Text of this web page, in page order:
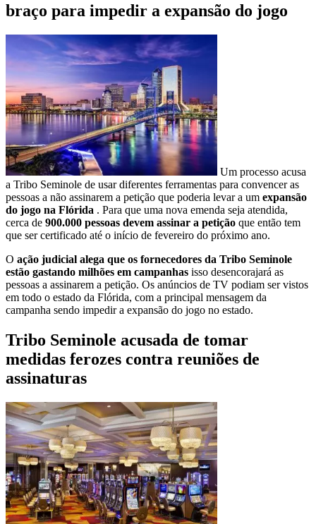
braço para impedir a expansão do jogo
Um processo acusa
a Tribo Seminole de usar diferentes ferramentas para convencer as
pessoas a não assinarem a petição que poderia levar a um expansão
do jogo na Flórida . Para que uma nova emenda seja atendida,
cerca de 900.000 pessoas devem assinar a petição que então tem
que ser certificado até o início de fevereiro do próximo ano.
O ação judicial alega que os fornecedores da Tribo Seminole
estão gastando milhões em campanhas isso desencorajará as
pessoas a assinarem a petição. Os anúncios de TV podiam ser vistos
em todo o estado da Flórida, com a principal mensagem da
campanha sendo impedir a expansão do jogo no estado.
Tribo Seminole acusada de tomar
medidas ferozes contra reuniões de
assinaturas